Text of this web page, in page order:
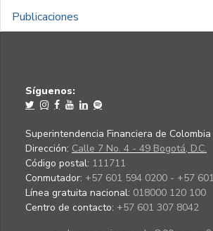
Publicaciones
Síguenos:
Superintendencia Financiera de Colombia
Dirección: Calle 7 No. 4 - 49 Bogotá, D.C.
Código postal: 111711
Conmutador: +57 601 594 0200 - +57
Línea gratuita nacional: 018000 120 100
Centro de contacto: +57 601 307 8042